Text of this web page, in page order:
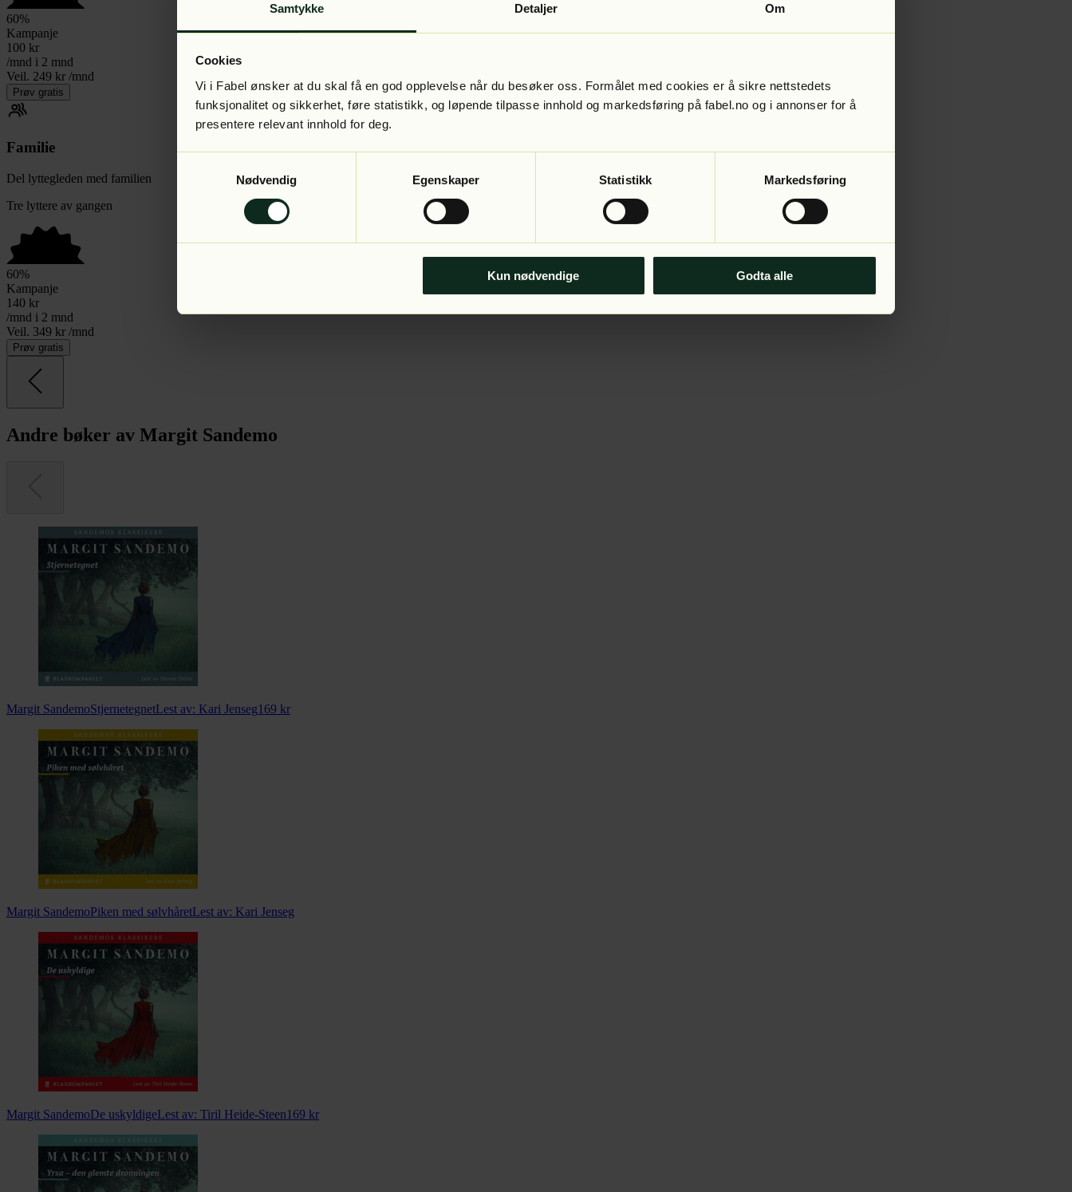
Samtykke Detaljer Om
Cookies
Vi i Fabel ønsker at du skal få en god opplevelse når du besøker oss. Formålet med cookies er å sikre nettstedets
funksjonalitet og sikkerhet, føre statistikk, og løpende tilpasse innhold og markedsføring på fabel.no og i annonser for å
presentere relevant innhold for deg.
Nødvendig
Egenskaper Statistikk Markedsføring
Kun nødvendige Godta alle
60%
Kampanje
100 kr
/mnd i 2 mnd
Veil. 249 kr /mnd
Prøv gratis
Familie
Del lyttegleden med familien
Tre lyttere av gangen
60%
Kampanje
140 kr
/mnd i 2 mnd
Veil. 349 kr /mnd
Prøv gratis
Andre bøker av Margit Sandemo
Margit SandemoStjernetegnetLest av: Kari Jenseg169 kr
Margit SandemoPiken med sølvhåretLest av: Kari Jenseg
Margit SandemoDe uskyldigeLest av: Tiril Heide-Steen169 kr